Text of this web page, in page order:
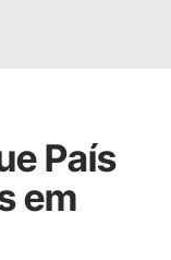
País
em